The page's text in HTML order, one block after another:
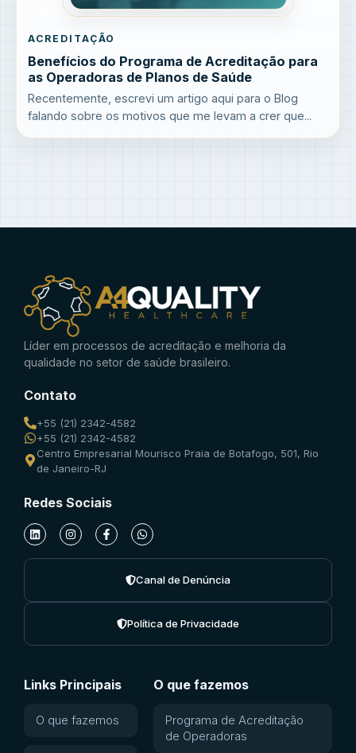
ACREDITAÇÃO
Benefícios do Programa de Acreditação para
as Operadoras de Planos de Saúde
Recentemente, escrevi um artigo aqui para o Blog
falando sobre os motivos que me levam a crer que...
Líder em processos de acreditação e melhoria da
qualidade no setor de saúde brasileiro.
Contato
+55 (21) 2342-4582
+55 (21) 2342-4582
Centro Empresarial Mourisco Praia de Botafogo, 501, Rio
de Janeiro-RJ
Redes Sociais
Canal de Denúncia
Política de Privacidade
Links Principais
O que fazemos
O que fazemos
Programa de Acreditação
de Operadoras